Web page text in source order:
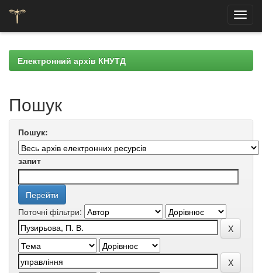
navigationЕлектронний архів КНУТД
Пошук
Пошук:
запит
Поточні фільтри: